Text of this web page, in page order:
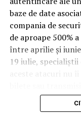
În etapa de
care iau în calcul
cu rotație mare
decolorare vizibilă
o decizie care ține
după primele
baze de date
compania de
de aproape 500%
între aprilie și
19 iulie, specialiștii
conturile,
utilizate de